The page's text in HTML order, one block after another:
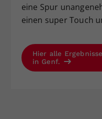
eine Spur
einen super Touch
Hier alle
in Genf.